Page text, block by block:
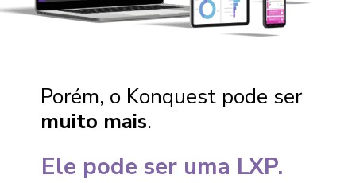
Ele pode ser uma LXP.
Porém, o Konquest pode ser
muito mais.